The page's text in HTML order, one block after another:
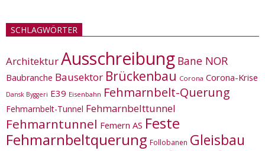
SCHLAGWÖRTER
ArchitekturAusschreibung Bane NOR
Baubranche Bausektor Brückenbau Corona Corona-Krise
Dansk Byggeri E39 Eisenbahn Fehmarnbelt-Querung
Fehmarnbelt-Tunnel Fehmarnbelttunnel
Fehmarntunnel Femern AS Feste
Fehmarnbeltquerung Follobanen Gleisbau